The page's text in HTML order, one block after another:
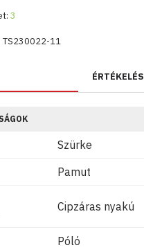
3
TS230022-11
ÉRTÉKELÉS
Szürke
Pamut
Cipzáras nyakú
Póló